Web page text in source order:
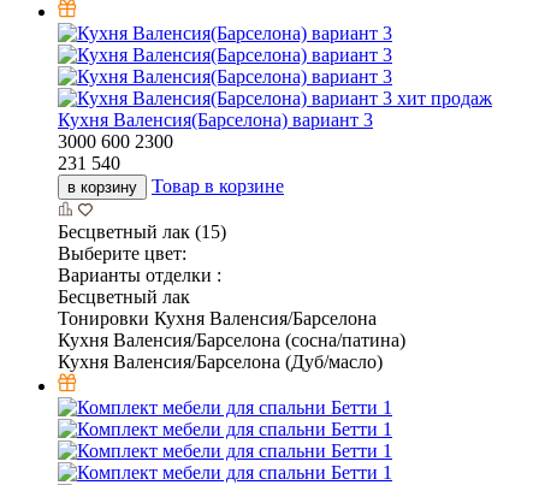
хит продаж
Кухня Валенсия(Барселона) вариант 3
3000 600 2300
231 540
в корзину Товар в корзине
Бесцветный лак (15)
Выберите цвет:
Варианты отделки :
Бесцветный лак
Тонировки Кухня Валенсия/Барселона
Кухня Валенсия/Барселона (сосна/патина)
Кухня Валенсия/Барселона (Дуб/масло)